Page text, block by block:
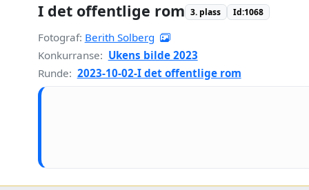
I det offentlige rom 3. plass Id:1068
Fotograf: Berith Solberg
Konkurranse: Ukens bilde 2023
Runde: 2023-10-02-I det offentlige rom